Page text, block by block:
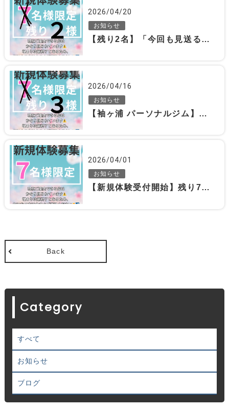
2026/04/20
お知らせ
【残り2名】「今回も見送る」が一番もったいないです😢
2026/04/16
お知らせ
【袖ヶ浦 パーソナルジム】新規体験キャンペーン残り3名｜まもなく受付終了
2026/04/01
お知らせ
【新規体験受付開始】残り7名限定となります‼️
Back
Category
すべて
お知らせ
ブログ